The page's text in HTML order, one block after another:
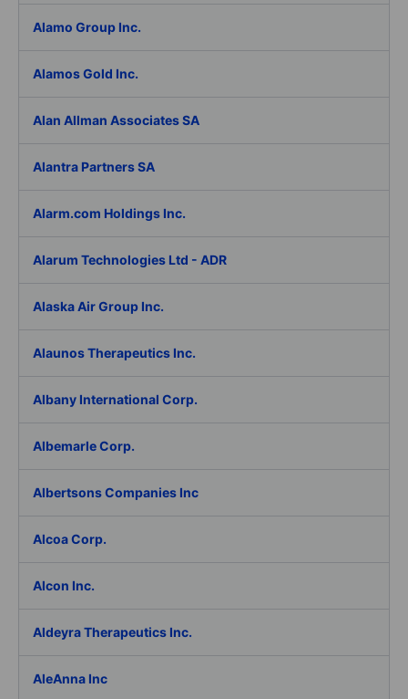
Alamo Group Inc.
Alamos Gold Inc.
Alan Allman Associates SA
Alantra Partners SA
Alarm.com Holdings Inc.
Alarum Technologies Ltd - ADR
Alaska Air Group Inc.
Alaunos Therapeutics Inc.
Albany International Corp.
Albemarle Corp.
Albertsons Companies Inc
Alcoa Corp.
Alcon Inc.
Aldeyra Therapeutics Inc.
AleAnna Inc